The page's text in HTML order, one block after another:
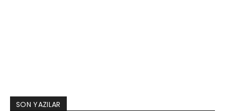
SON YAZILAR